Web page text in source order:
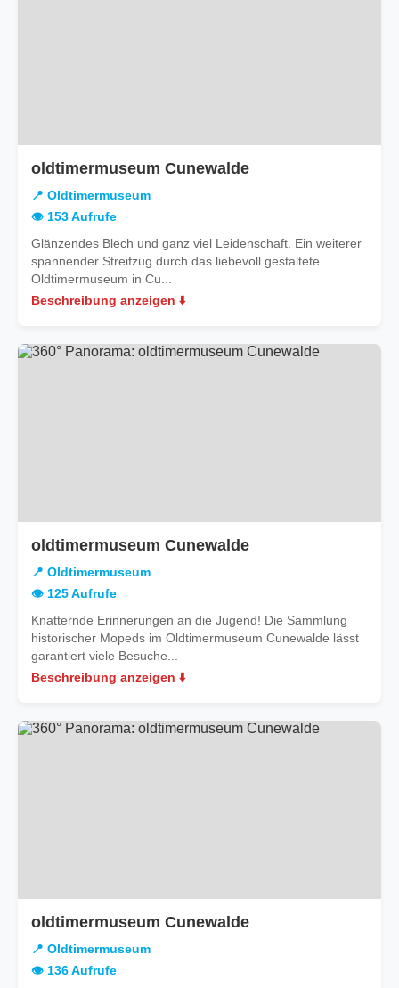
oldtimermuseum Cunewalde
📍 Oldtimermuseum
👁️ 153 Aufrufe
Glänzendes Blech und ganz viel Leidenschaft. Ein weiterer
spannender Streifzug durch das liebevoll gestaltete
Oldtimermuseum in Cu...
Beschreibung anzeigen ⬇️
oldtimermuseum Cunewalde
📍 Oldtimermuseum
👁️ 125 Aufrufe
Knatternde Erinnerungen an die Jugend! Die Sammlung
historischer Mopeds im Oldtimermuseum Cunewalde lässt
garantiert viele Besuche...
Beschreibung anzeigen ⬇️
oldtimermuseum Cunewalde
📍 Oldtimermuseum
👁️ 136 Aufrufe